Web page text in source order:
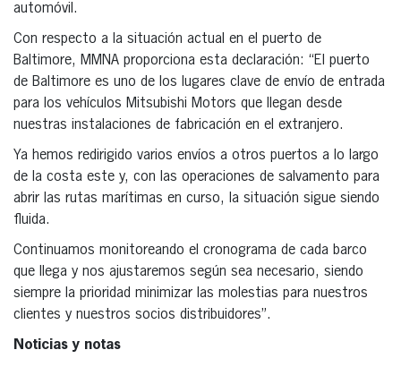
automóvil.
Con respecto a la situación actual en el puerto de
Baltimore, MMNA proporciona esta declaración: “El puerto
de Baltimore es uno de los lugares clave de envío de entrada
para los vehículos Mitsubishi Motors que llegan desde
nuestras instalaciones de fabricación en el extranjero.
Ya hemos redirigido varios envíos a otros puertos a lo largo
de la costa este y, con las operaciones de salvamento para
abrir las rutas marítimas en curso, la situación sigue siendo
fluida.
Continuamos monitoreando el cronograma de cada barco
que llega y nos ajustaremos según sea necesario, siendo
siempre la prioridad minimizar las molestias para nuestros
clientes y nuestros socios distribuidores”.
Noticias y notas